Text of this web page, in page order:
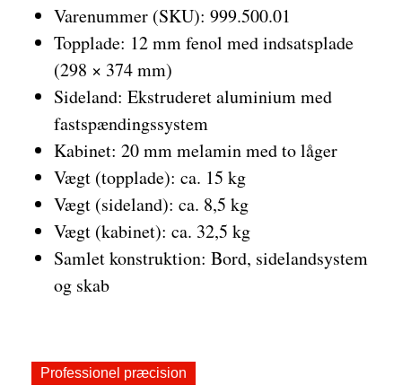
Varenummer (SKU): 999.500.01
Topplade: 12 mm fenol med indsatsplade
(298 × 374 mm)
Sideland: Ekstruderet aluminium med
fastspændingssystem
Kabinet: 20 mm melamin med to låger
Vægt (topplade): ca. 15 kg
Vægt (sideland): ca. 8,5 kg
Vægt (kabinet): ca. 32,5 kg
Samlet konstruktion: Bord, sidelandsystem
og skab
Professionel præcision